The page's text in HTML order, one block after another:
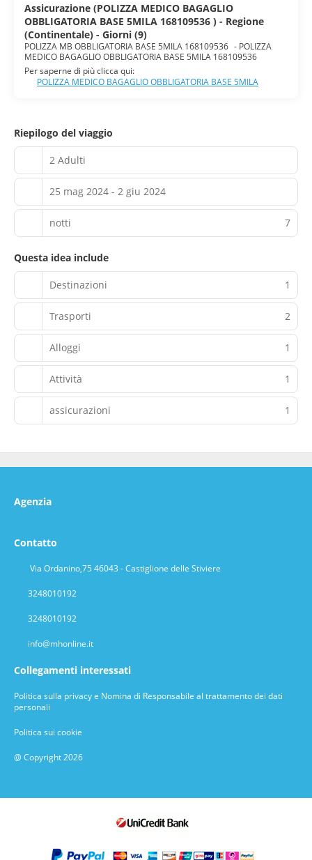
Assicurazione (POLIZZA MEDICO BAGAGLIO
OBBLIGATORIA BASE 5MILA 168109536 ) - Regione
(Continentale) - Giorni (9)
POLIZZA MB OBBLIGATORIA BASE 5MILA 168109536 - POLIZZA
MEDICO BAGAGLIO OBBLIGATORIA BASE 5MILA 168109536
Per saperne di più clicca qui:
POLIZZA MEDICO BAGAGLIO OBBLIGATORIA BASE 5MILA
Riepilogo del viaggio
2 Adulti
25 mag 2024 - 2 giu 2024
notti 7
Questa idea include
Destinazioni 1
Trasporti 2
Alloggi 1
Attività 1
assicurazioni 1
Agenzia
Contatto
Via Ordanino,75 46043 - Castiglione delle Stiviere
3248010192
3248010192
info@mhonline.it
Collegamenti interessati
Politica sulla privacy e Nomina di Responsabile al trattamento dei dati
personali
Politica sui cookie
@ Copyright 2026